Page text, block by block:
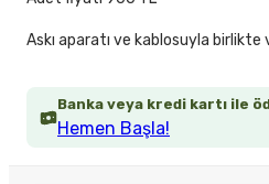
Banka veya kredi kartı ile
Hemen Başla!
Askı aparatı ve kablosuyla birlikte